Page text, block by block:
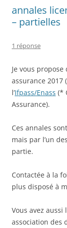
annales
– partielles
1 réponse
Je vous
assurance 2017
l’Ifpass/Enass (*
Assurance).
Ces annales
mais par l’un
partie.
Contactée à la
plus disposé à
Vous avez
association des